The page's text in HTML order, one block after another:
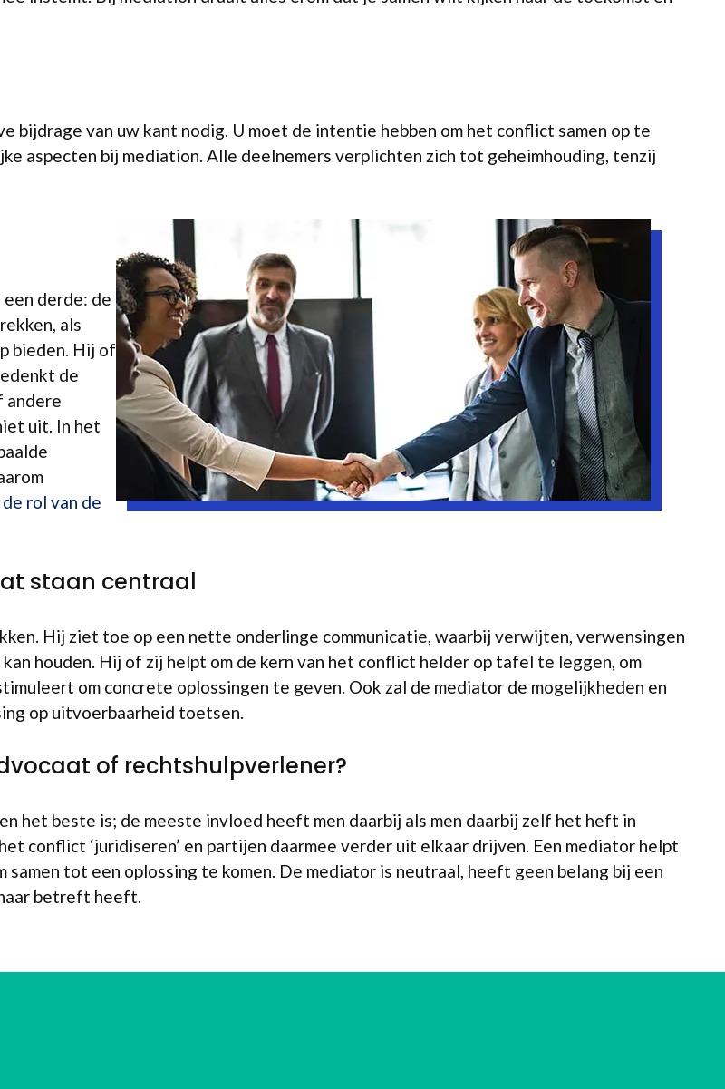
bijdrage van uw kant nodig. U moet de intentie hebben om het conflict samen op te
aspecten bij mediation. Alle deelnemers verplichten zich tot geheimhouding, tenzij
derde: de
als
bieden. Hij of
de
andere
uit. In het
de rol van de
staan centraal
Hij ziet toe op een nette onderlinge communicatie, waarbij verwijten, verwensingen
houden. Hij of zij helpt om de kern van het conflict helder op tafel te leggen, om
om concrete oplossingen te geven. Ook zal de mediator de mogelijkheden en
op uitvoerbaarheid toetsen.
of rechtshulpverlener?
het beste is; de meeste invloed heeft men daarbij als men daarbij zelf het heft in
conflict ‘juridiseren’ en partijen daarmee verder uit elkaar drijven. Een mediator helpt
tot een oplossing te komen. De mediator is neutraal, heeft geen belang bij een
betreft heeft.